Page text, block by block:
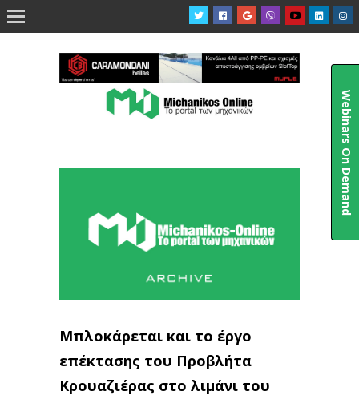

Μπλοκάρεται και το έργο
επέκτασης του Προβλήτα
Κρουαζιέρας στο λιμάνι του
Webinars On Demand